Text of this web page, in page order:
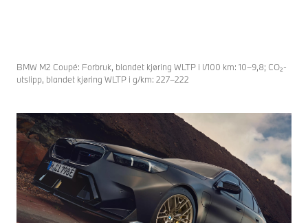
BMW M2 Coupé: Forbruk, blandet kjøring WLTP i l/100 km: 10–9,8; CO₂-
utslipp, blandet kjøring WLTP i g/km: 227–222